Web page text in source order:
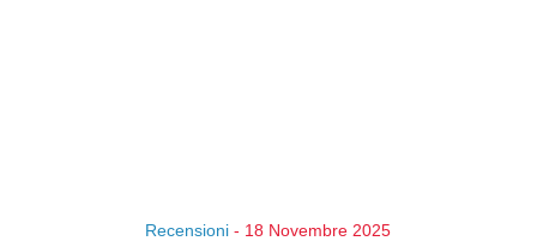
Recensioni - 18 Novembre 2025